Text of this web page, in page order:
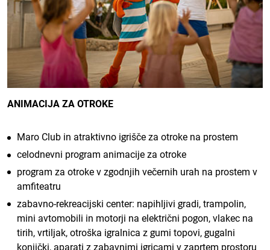
ANIMACIJA ZA OTROKE
Maro Club in atraktivno igrišče za otroke na prostem
celodnevni program animacije za otroke
program za otroke v zgodnjih večernih urah na prostem v
amfiteatru
zabavno-rekreacijski center: napihljivi gradi, trampolin,
mini avtomobili in motorji na električni pogon, vlakec na
tirih, vrtiljak, otroška igralnica z gumi topovi, gugalni
konjički, aparati z zabavnimi igricami v zaprtem prostoru